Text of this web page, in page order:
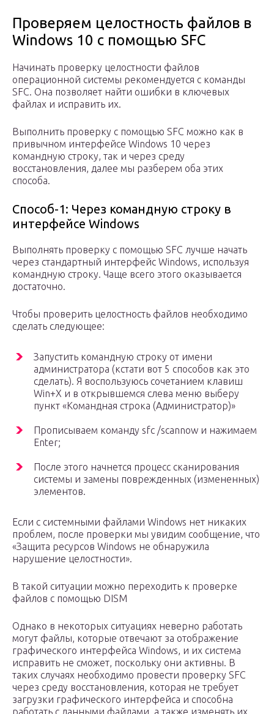
Проверяем целостность файлов в
Windows 10 с помощью SFC
Начинать проверку целостности файлов
операционной системы рекомендуется с команды
SFC. Она позволяет найти ошибки в ключевых
файлах и исправить их.
Выполнить проверку с помощью SFC можно как в
привычном интерфейсе Windows 10 через
командную строку, так и через среду
восстановления, далее мы разберем оба этих
способа.
Способ-1: Через командную строку в
интерфейсе Windows
Выполнять проверку с помощью SFC лучше начать
через стандартный интерфейс Windows, используя
командную строку. Чаще всего этого оказывается
достаточно.
Чтобы проверить целостность файлов необходимо
сделать следующее:
Запустить командную строку от имени
администратора (кстати вот 5 способов как это
сделать). Я воспользуюсь сочетанием клавиш
Win+Х и в открывшемся слева меню выберу
пункт «Командная строка (Администратор)»
Прописываем команду sfc /scannow и нажимаем
Enter;
После этого начнется процесс сканирования
системы и замены поврежденных (измененных)
элементов.
Если с системными файлами Windows нет никаких
проблем, после проверки мы увидим сообщение, что
«Защита ресурсов Windows не обнаружила
нарушение целостности».
В такой ситуации можно переходить к проверке
файлов с помощью DISM
Однако в некоторых ситуациях неверно работать
могут файлы, которые отвечают за отображение
графического интерфейса Windows, и их система
исправить не сможет, поскольку они активны. В
таких случаях необходимо провести проверку SFC
через среду восстановления, которая не требует
загрузки графического интерфейса и способна
работать с данными файлами, а также изменять их